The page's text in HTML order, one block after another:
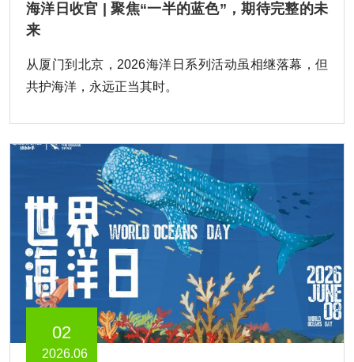
海洋日收官 | 聚焦“一半的蓝色”，期待完整的未
来
从厦门到北京，2026海洋日系列活动虽相继落幕，但
共护海洋，永远正当其时。
02
2026.06